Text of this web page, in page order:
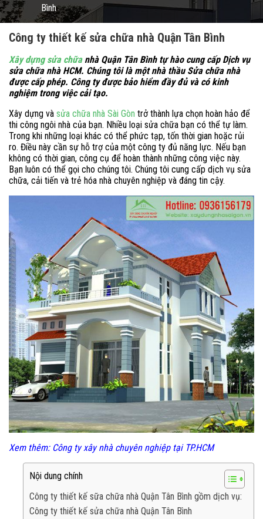
Bình
Công ty thiết kế sửa chữa nhà Quận Tân Bình
Xây dựng sửa chữanhà Quận Tân Bình tự hào cung cấp Dịch vụ
sửa chữa nhà HCM. Chúng tôi là một nhà thầu Sửa chữa nhà
được cấp phép. Công ty được bảo hiểm đầy đủ và có kinh
nghiệm trong việc cải tạo.
Xây dựng và sửa chữa nhà Sài Gòn trở thành lựa chọn hoàn hảo để
thi công ngôi nhà của bạn. Nhiều loại sửa chữa bạn có thể tự làm.
Trong khi những loại khác có thể phức tạp, tốn thời gian hoặc rủi
ro. Điều này cần sự hỗ trợ của một công ty đủ năng lực. Nếu bạn
không có thời gian, công cụ để hoàn thành những công việc này.
Bạn luôn có thể gọi cho chúng tôi. Chúng tôi cung cấp dịch vụ sửa
chữa, cải tiến và trẻ hóa nhà chuyên nghiệp và đáng tin cậy.
Xem thêm: Công ty xây nhà chuyên nghiệp tại TP.HCM
Nội dung chính
Công ty thiết kế sữa chữa nhà Quận Tân Bình gồm dịch vụ:
Công ty thiết kế sửa chữa nhà Quận Tân Bình